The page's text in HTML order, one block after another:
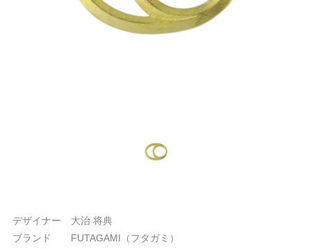
デザイナー 大治 将典
ブランド FUTAGAMI（フタガミ）